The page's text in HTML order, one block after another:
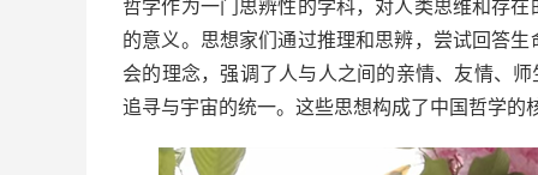
哲学作为一门思辨性的学科，对人类思维和存
的意义。思想家们通过推理和思辨，尝试回答
会的理念，强调了人与人之间的亲情、友情、
追寻与宇宙的统一。这些思想构成了中国哲学的